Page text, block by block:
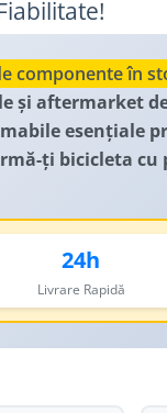
componente în
și aftermarket
esențiale
ți bicicleta cu
24h
Livrare Rapidă